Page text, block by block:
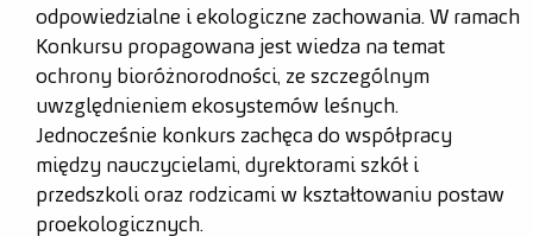
odpowiedzialne i ekologiczne zachowania. W ramach
Konkursu propagowana jest wiedza na temat
ochrony bioróżnorodności, ze szczególnym
uwzględnieniem ekosystemów leśnych.
Jednocześnie konkurs zachęca do współpracy
między nauczycielami, dyrektorami szkół i
przedszkoli oraz rodzicami w kształtowaniu postaw
proekologicznych.